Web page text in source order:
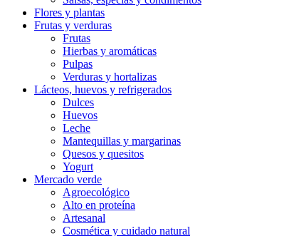
Flores y plantas
Frutas y verduras
Frutas
Hierbas y aromáticas
Pulpas
Verduras y hortalizas
Lácteos, huevos y refrigerados
Dulces
Huevos
Leche
Mantequillas y margarinas
Quesos y quesitos
Yogurt
Mercado verde
Agroecológico
Alto en proteína
Artesanal
Cosmética y cuidado natural